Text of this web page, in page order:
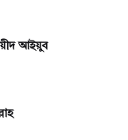
আইয়ুব